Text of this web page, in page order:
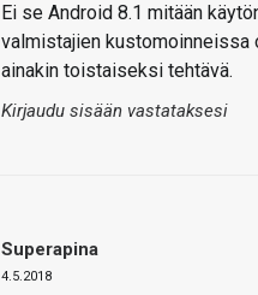
Ei se Android 8.1 mitään
valmistajien kustomoinneissa
ainakin toistaiseksi tehtävä.
Kirjaudu sisään vastataksesi
Superapina
4.5.2018